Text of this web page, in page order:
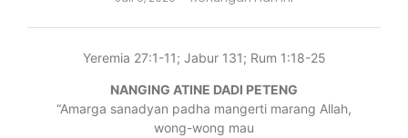
Yeremia 27:1-11; Jabur 131; Rum 1:18-25
NANGING ATINE DADI PETENG
“Amarga sanadyan padha mangerti marang Allah,
wong-wong mau